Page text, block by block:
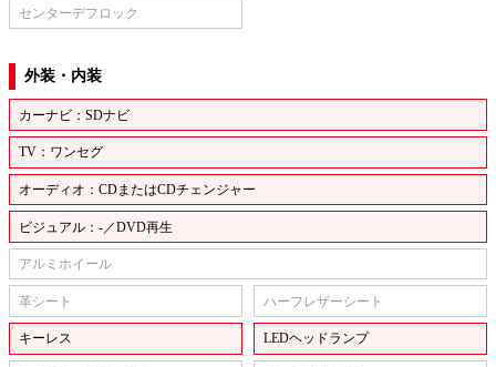
センターデフロック
外装・内装
カーナビ：SDナビ
TV：ワンセグ
オーディオ：CDまたはCDチェンジャー
ビジュアル：-／DVD再生
アルミホイール
革シート ハーフレザーシート
キーレス LEDヘッドランプ